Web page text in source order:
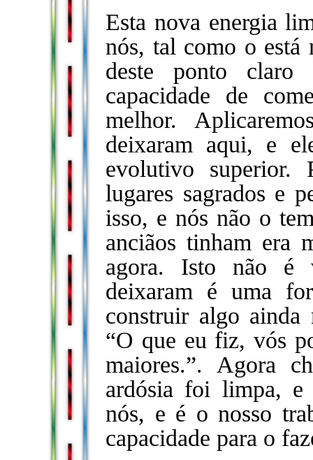
Esta nova energia
nós, tal como o
deste ponto
capacidade de
melhor.
deixaram aqui, e
evolutivo superior.
lugares sagrados e
isso, e nós não o
anciãos tinham era
agora. Isto não é
deixaram é uma
construir algo ainda
“O que eu fiz, vós
maiores.”. Agora
ardósia foi limpa, e
nós, e é o nosso
capacidade para o